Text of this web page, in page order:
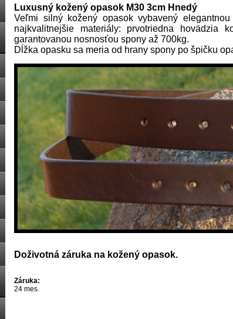
Luxusný kožený opasok M30 3cm Hnedý
Veľmi silný kožený opasok vybavený
najkvalitnejšie materiály: prvotriedna
garantovanou nosnosťou spony až 700kg.
Dĺžka opasku sa meria od hrany spony po špičku
Doživotná záruka na kožený opasok.
Záruka:
24 mes.